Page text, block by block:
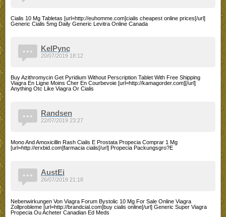
Cialis 10 Mg Tabletas [url=http://euhomme.com]cialis cheapest online prices[/url]
Generic Cialis 5mg Daily Generic Levitra Online Canada
KelPync
Buy Azithromycin Get Pyridium Without Perscription Tablet With Free Shipping
Viagra En Ligne Moins Cher En Courbevoie [url=http://kamagorder.com][/url]
Anything Otc Like Viagra Or Cialis
20/07/2019 18:12
Randsen
Mono And Amoxicillin Rash Cialis E Prostata Propecia Comprar 1 Mg
[url=http://erxbid.com]farmacia cialis[/url] Propecia Packungsgro?E
22/07/2019 23:27
AustEi
Nebenwirkungen Von Viagra Forum Bystolic 10 Mg For Sale Online Viagra
Zollprobleme [url=http://brandcial.com]buy cialis online[/url] Generic Super Viagra
Propecia Ou Acheter Canadian Ed Meds
26/07/2019 21:18